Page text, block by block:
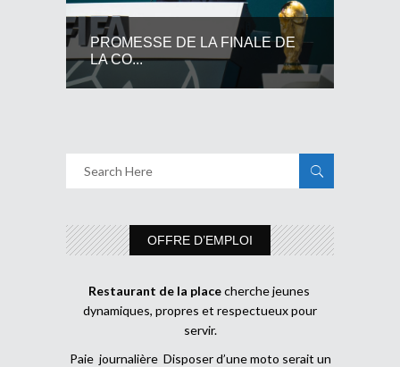
PROMESSE DE LA FINALE DE
LA CO...
OFFRE D’EMPLOI
Restaurant de la placecherche jeunes
dynamiques, propres et respectueux pour
servir.
Paie journalière Disposer d’une moto serait un